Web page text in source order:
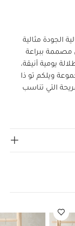
الجودة مثالية
مصممة ببراعة
يومية أنيقة،
ويلكم تو ذا
التي تناسب
جاكار
ممنوع استخدام
كيّ على درجة